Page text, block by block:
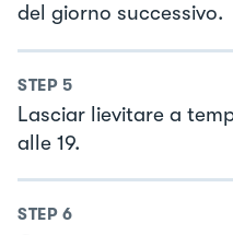
del giorno successivo.
STEP 5
Lasciar lievitare a
alle 19.
STEP 6